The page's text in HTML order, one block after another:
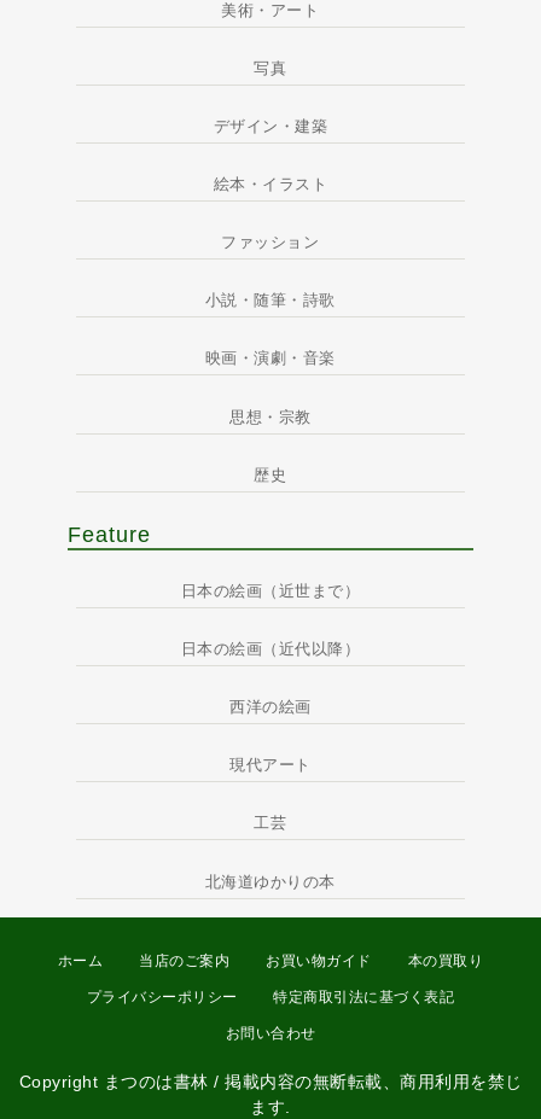
美術・アート
写真
デザイン・建築
絵本・イラスト
ファッション
小説・随筆・詩歌
映画・演劇・音楽
思想・宗教
歴史
Feature
日本の絵画（近世まで）
日本の絵画（近代以降）
西洋の絵画
現代アート
工芸
北海道ゆかりの本
ホーム 当店のご案内 お買い物ガイド 本の買取り
プライバシーポリシー 特定商取引法に基づく表記
お問い合わせ
Copyright まつのは書林 / 掲載内容の無断転載、商用利用を禁じ
ます.